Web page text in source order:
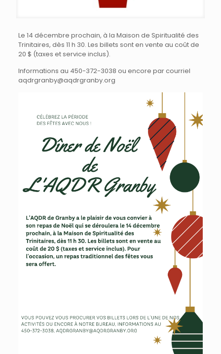
Le 14 décembre prochain, à la Maison de Spiritualité des
Trinitaires, dès 11 h 30. Les billets sont en vente au coût de
20 $ (taxes et service inclus).
Informations au 450-372-3038 ou encore par courriel
aqdrgranby@aqdrgranby.org